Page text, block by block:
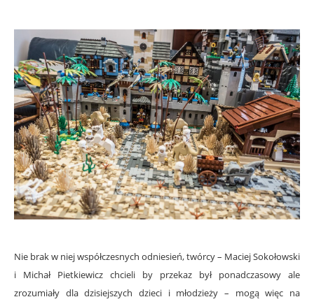
Nie brak w niej współczesnych odniesień, twórcy – Maciej Sokołowski
i Michał Pietkiewicz chcieli by przekaz był ponadczasowy ale
zrozumiały dla dzisiejszych dzieci i młodzieży – mogą więc na